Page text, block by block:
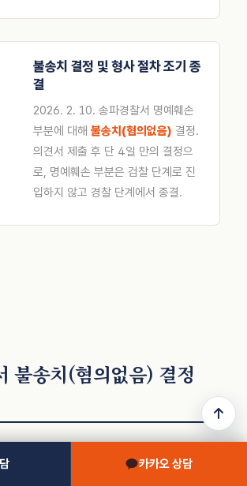
불송치 결정 및 형사 절차 조기 종
결
2026. 2. 10. 송파경찰서 명예훼손
부분에 대해 불송치(혐의없음) 결정.
의견서 제출 후 단 4일 만의 결정으
로, 명예훼손 부분은 검찰 단계로 진
입하지 않고 경찰 단계에서 종결.
불송치(혐의없음) 결정
카카오 상담